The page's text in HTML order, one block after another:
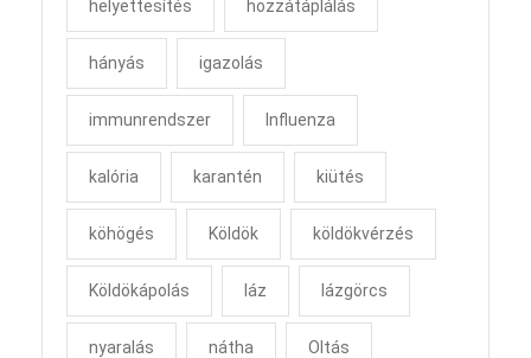
helyettesítés hozzátáplálás
hányás igazolás
immunrendszer Influenza
kalória karantén kiütés
köhögés Köldök köldökvérzés
Köldökápolás láz lázgörcs
nyaralás nátha Oltás